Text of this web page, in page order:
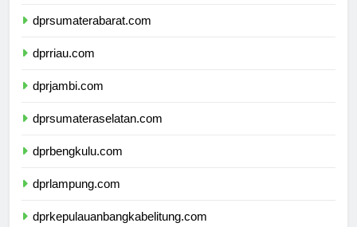
dprsumaterabarat.com
dprriau.com
dprjambi.com
dprsumateraselatan.com
dprbengkulu.com
dprlampung.com
dprkepulauanbangkabelitung.com